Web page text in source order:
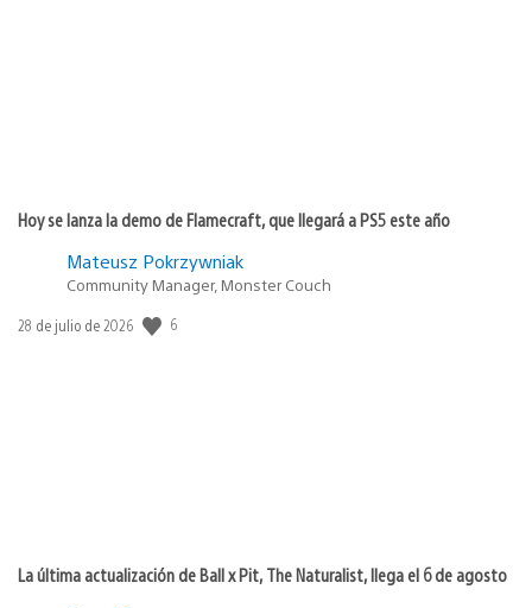
Hoy se lanza la demo de Flamecraft, que llegará a PS5 este año
Mateusz Pokrzywniak
Community Manager, Monster Couch
Fecha
28 de julio de 2026 6
La última actualización de Ball x Pit, The Naturalist, llega el 6 de agosto